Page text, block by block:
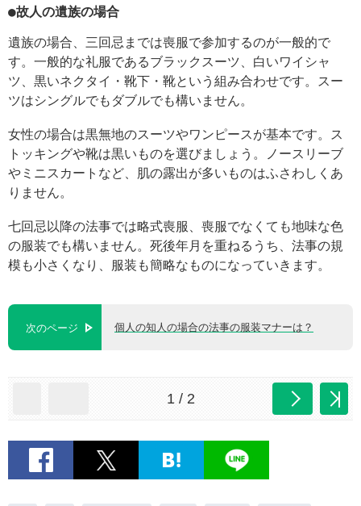
●故人の遺族の場合
遺族の場合、三回忌までは喪服で参加するのが一般的で
す。一般的な礼服であるブラックスーツ、白いワイシャ
ツ、黒いネクタイ・靴下・靴という組み合わせです。スー
ツはシングルでもダブルでも構いません。
女性の場合は黒無地のスーツやワンピースが基本です。ス
トッキングや靴は黒いものを選びましょう。ノースリーブ
やミニスカートなど、肌の露出が多いものはふさわしくあ
りません。
七回忌以降の法事では略式喪服、喪服でなくても地味な色
の服装でも構いません。死後年月を重ねるうち、法事の規
模も小さくなり、服装も簡略なものになっていきます。
次のページ 個人の知人の場合の法事の服装マナーは？
1 / 2